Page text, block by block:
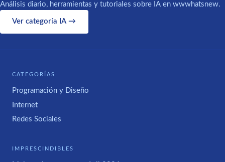
Análisis diario, herramientas y tutoriales sobre IA en wwwhatsnew.
Ver categoría IA →
CATEGORÍAS
Programación y Diseño
Internet
Redes Sociales
IMPRESCINDIBLES